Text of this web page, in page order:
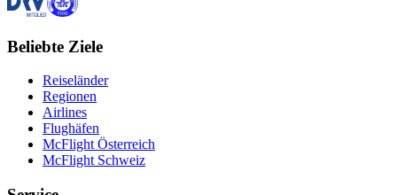
Beliebte Ziele
Reiseländer
Regionen
Airlines
Flughäfen
McFlight Österreich
McFlight Schweiz